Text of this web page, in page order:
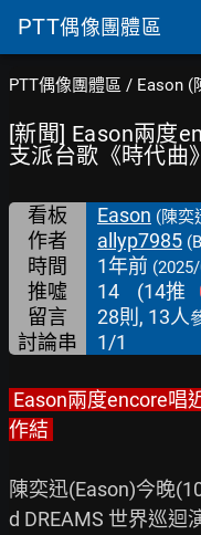
PTT偶像團體區
PTT偶像團體區 / Eason (
[新聞] Eason兩度
支派台歌《時代曲
看板 Eason (陳奕
作者 allyp7985
時間 1年前
推噓 14 (14推
留言
28則, 13人
討論串 1/1
作結
陳奕迅(Eason)今晚
d DREAMS 世界巡迴